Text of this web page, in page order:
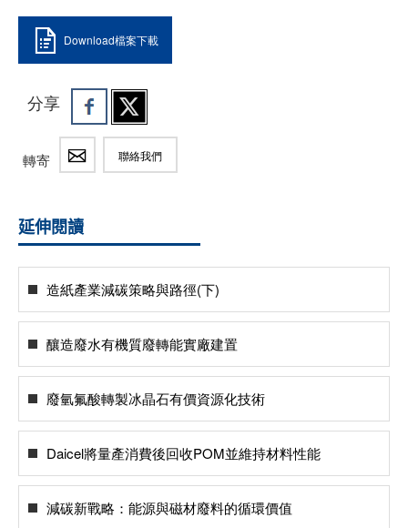
Download檔案下載
分享
轉寄 聯絡我們
延伸閱讀
造紙產業減碳策略與路徑(下)
釀造廢水有機質廢轉能實廠建置
廢氫氟酸轉製冰晶石有價資源化技術
Daicel將量產消費後回收POM並維持材料性能
減碳新戰略：能源與磁材廢料的循環價值